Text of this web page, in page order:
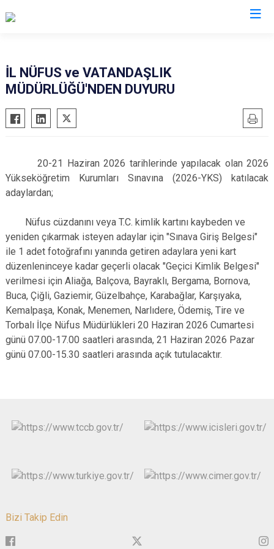
İL NÜFUS ve VATANDAŞLIK
MÜDÜRLÜĞÜ'NDEN DUYURU
20-21 Haziran 2026 tarihlerinde yapılacak olan 2026
Yükseköğretim Kurumları Sınavına (2026-YKS) katılacak
adaylardan;
Nüfus cüzdanını veya T.C. kimlik kartını kaybeden ve
yeniden çıkarmak isteyen adaylar için "Sınava Giriş Belgesi"
ile 1 adet fotoğrafını yanında getiren adaylara yeni kart
düzenleninceye kadar geçerli olacak "Geçici Kimlik Belgesi"
verilmesi için Aliağa, Balçova, Bayraklı, Bergama, Bornova,
Buca, Çiğli, Gaziemir, Güzelbahçe, Karabağlar, Karşıyaka,
Kemalpaşa, Konak, Menemen, Narlıdere, Ödemiş, Tire ve
Torbalı İlçe Nüfus Müdürlükleri 20 Haziran 2026 Cumartesi
günü 07.00-17.00 saatleri arasında, 21 Haziran 2026 Pazar
günü 07.00-15.30 saatleri arasında açık tutulacaktır.
Bizi Takip Edin